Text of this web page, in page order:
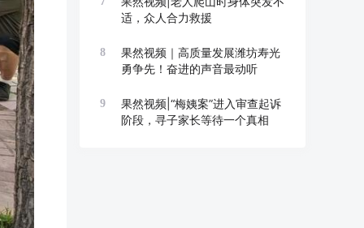
适，众人合力救援
8
果然视频｜高质量发展潍坊寿光
勇争先！奋进的声音最动听
9
果然视频|“梅姨案”进入审查起诉
阶段，寻子家长等待一个真相